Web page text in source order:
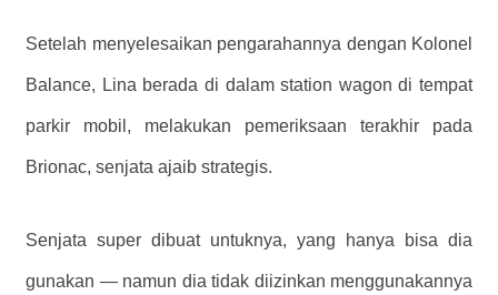
Setelah menyelesaikan pengarahannya dengan Kolonel
Balance, Lina berada di dalam station wagon di tempat
parkir mobil, melakukan pemeriksaan terakhir pada
Brionac, senjata ajaib strategis.
Senjata super dibuat untuknya, yang hanya bisa dia
gunakan — namun dia tidak diizinkan menggunakannya